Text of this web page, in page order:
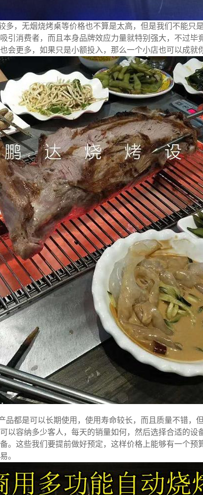
多，无烟烧烤桌等价格也不算是太高，但是我们不能只
引消费者，而且本身品牌效应力量就特别强大，不过
更多，如果只是小额投入，那么一个小店也可以成就
品都是可以长期使用，使用寿命较长，而且质量不错，
以容纳多少客人，每天的销量如何，然后选择合适的
。这些我们要提前做好预定，这样价格上能够有一个
。